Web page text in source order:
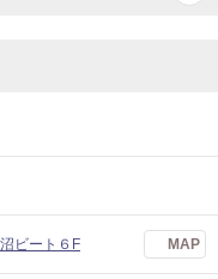
ビート６F MAP